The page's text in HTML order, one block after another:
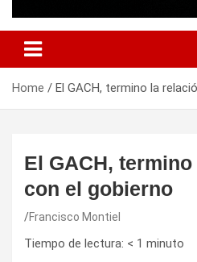
Home El GACH, termino la
El GACH,
con el gobierno
Francisco Montiel
Tiempo de lectura: < 1 minuto